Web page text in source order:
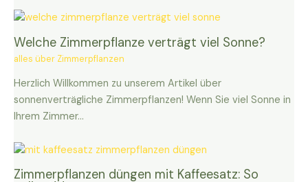
Welche Zimmerpflanze verträgt viel Sonne?
alles über Zimmerpflanzen
Herzlich Willkommen zu unserem Artikel über
sonnenverträgliche Zimmerpflanzen! Wenn Sie viel Sonne in
Ihrem Zimmer…
Zimmerpflanzen düngen mit Kaffeesatz: So